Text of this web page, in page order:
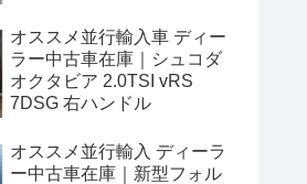
オススメ並行輸入車 ディー
ラー中古車在庫｜シュコダ
オクタビア 2.0TSI vRS
7DSG 右ハンドル
オススメ並行輸入 ディーラ
ー中古車在庫｜新型フォル